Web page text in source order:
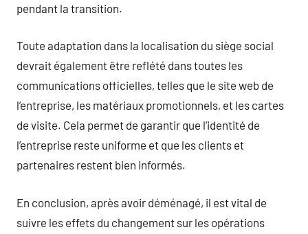
pendant la transition.
Toute adaptation dans la localisation du siège social
devrait également être reflété dans toutes les
communications officielles, telles que le site web de
l’entreprise, les matériaux promotionnels, et les cartes
de visite. Cela permet de garantir que l’identité de
l’entreprise reste uniforme et que les clients et
partenaires restent bien informés.
En conclusion, après avoir déménagé, il est vital de
suivre les effets du changement sur les opérations